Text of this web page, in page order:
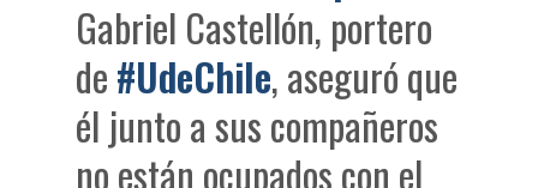
Gabriel Castellón, portero
de#UdeChile, aseguró que
él junto a sus compañeros
no están ocupados con el